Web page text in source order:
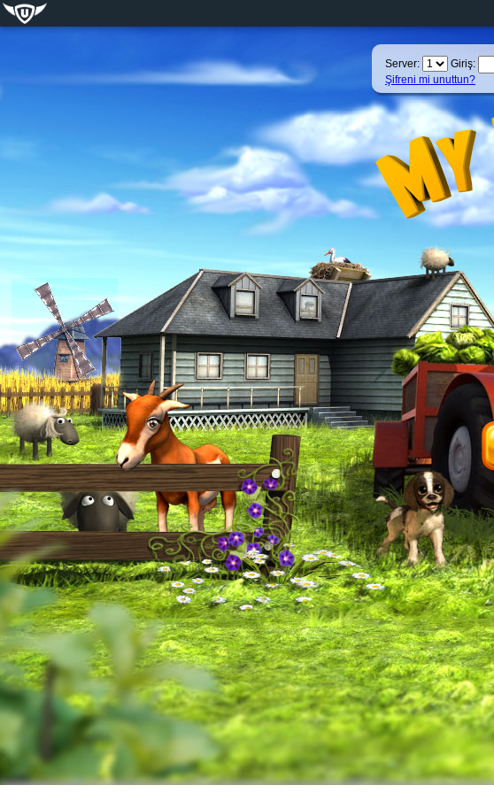
Server: Giriş:
Şifreni mi unuttun?